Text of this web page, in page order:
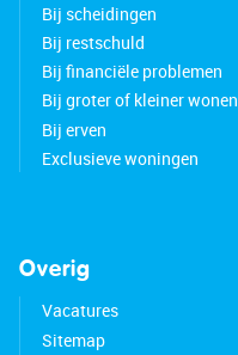
Bij scheidingen
Bij restschuld
Bij financiële problemen
Bij groter of kleiner wonen
Bij erven
Exclusieve woningen
Overig
Vacatures
Sitemap